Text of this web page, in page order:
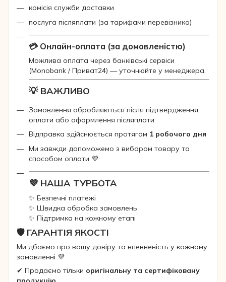
комісія служби доставки
послуга післяплати (за тарифами перевізника)
💳 Онлайн-оплата (за домовленістю)
Можлива оплата через банківські сервіси
(Monobank / Приват24) — уточнюйте у менеджера.
💡 ВАЖЛИВО
Замовлення обробляються після підтвердження
оплати або оформлення післяплати
Відправка здійснюється протягом 1 робочого дня
Ми завжди допоможемо з вибором товару та
способом оплати 💜
💜 НАША ТУРБОТА
✨ Безпечні платежі
✨ Швидка обробка замовлень
✨ Підтримка на кожному етапі
🛡 ГАРАНТІЯ ЯКОСТІ
Ми дбаємо про вашу довіру та впевненість у кожному
замовленні 💜
✔ Продаємо тільки оригінальну та сертифіковану